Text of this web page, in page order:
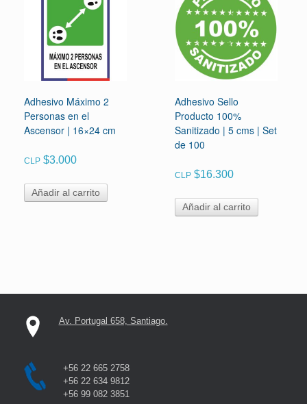
Adhesivo Máximo 2
Personas en el
Ascensor | 16×24 cm
CLP $3.000
Añadir al carrito
Adhesivo Sello
Producto 100%
Sanitizado | 5 cms | Set
de 100
CLP $16.300
Añadir al carrito
Av. Portugal 658, Santiago.
+56 22 665 2758
+56 22 634 9812
+56 99 082 3851